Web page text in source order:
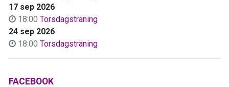
17 sep 2026
18:00 Torsdagsträning
24 sep 2026
18:00 Torsdagsträning
FACEBOOK